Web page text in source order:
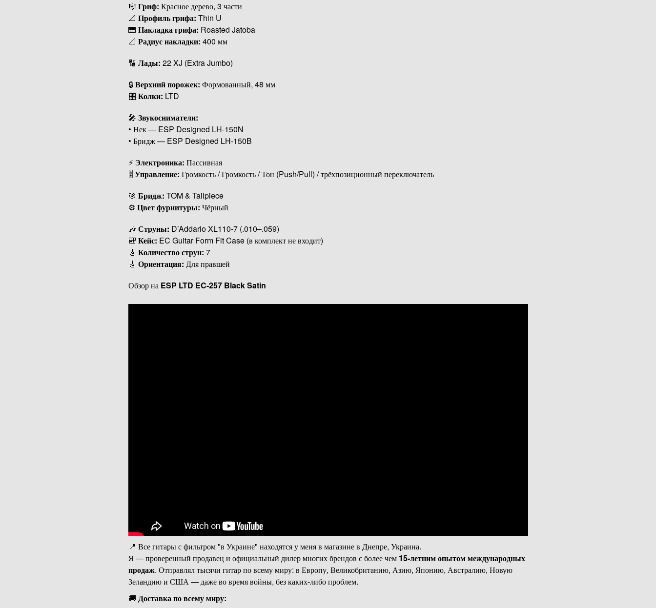
🎼 Гриф: Красное дерево, 3 части
📐 Профиль грифа: Thin U
🎹 Накладка грифа: Roasted Jatoba
📐 Радиус накладки: 400 мм
🔢 Лады: 22 XJ (Extra Jumbo)
🔒Верхний порожек: Формованный, 48 мм
🎛Колки: LTD
🎤 Звукосниматели:
• Нек — ESP Designed LH-150N
• Бридж — ESP Designed LH-150B
⚡ Электроника: Пассивная
🎚Управление: Громкость / Громкость / Тон (Push/Pull) / трёхпозиционный переключатель
🎯 Бридж: TOM & Tailpiece
⚙ Цвет фурнитуры: Чёрный
🎶 Струны: D’Addario XL110-7 (.010–.059)
🎒 Кейс: EC Guitar Form Fit Case (в комплект не входит)
🎸 Количество струн: 7
🎸 Ориентация: Для правшей
Обзор на ESP LTD EC-257 Black Satin
📍 Все гитары с фильтром "в Украине" находятся у меня в магазине в Днепре, Украина.
Я — проверенный продавец и официальный дилер многих брендов с более чем 15-летним опытом международных
продаж. Отправлял тысячи гитар по всему миру: в Европу, Великобританию, Азию, Японию, Австралию, Новую
Зеландию и США — даже во время войны, без каких-либо проблем.
🚚 Доставка по всему миру: